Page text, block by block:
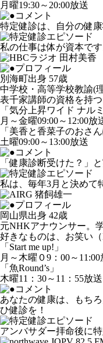
月曜19:30～20:00放送
特定健診は、自分の健
私の仕事は体が資本で
別海町出身 57歳
中学校・高等学校教諭(
表千家講師の資格を持
「気分上昇ワイド ナル
月～金曜09:00～12:00放
「美香と香菜子のおさ
土曜09:00～13:00放送
「健康診断受けた？」
私は、毎年3月と決めて
岡山県出身 42歳
元NHKアナウンサー。
好きなものは、お笑い
「Start me up!」
月～木曜０9：00～11:00
「魚Round’s」
木曜11：30～11：55放送
あなたの健康は、もち
ひ健診を！
アンバサダー拝命後に